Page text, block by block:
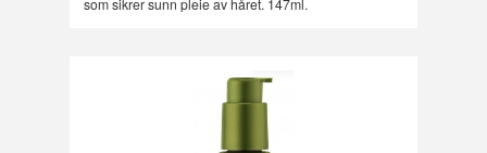
som sikrer sunn pleie av håret. 147ml.